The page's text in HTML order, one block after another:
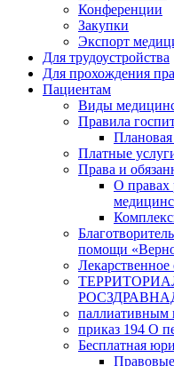
Конференции
Закупки
Экспорт
Для трудоустройства
Для прохождения
Пациентам
Виды
Правила
Плановая
Платные
Права и
О правах
помощи
Лекарственное
паллиативным
приказ 194 О
Бесплатная